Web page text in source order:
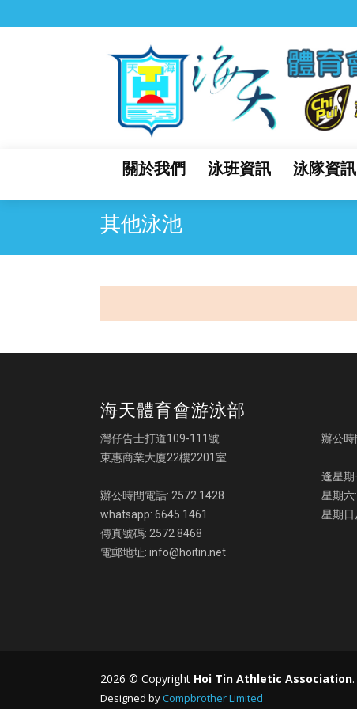
關於我們 泳班資訊 泳隊資訊
其他泳池
海天體育會游泳部
灣仔告士打道109-111號
東惠商業大廈22樓2201室
辦公時間電話: 2572 1428
whatsapp: 6645 1461
傳真號碼: 2572 8468
電郵地址: info@hoitin.net
辦公時
逢星
星期六
星期日
2026 © Copyright Hoi Tin Athletic Association
Designed byCompbrother Limited